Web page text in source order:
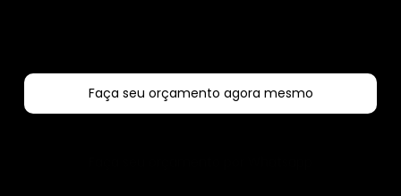
Faça seu orçamento agora mesmo